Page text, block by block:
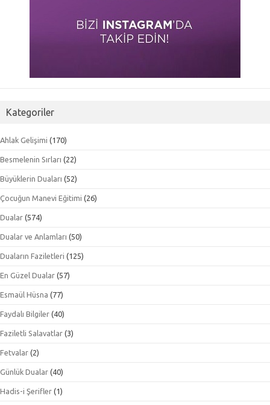
Kategoriler
Ahlak Gelişimi (170)
Besmelenin Sırları (22)
Büyüklerin Duaları (52)
Çocuğun Manevi Eğitimi (26)
Dualar (574)
Dualar ve Anlamları (50)
Duaların Faziletleri (125)
En Güzel Dualar (57)
Esmaül Hüsna (77)
Faydalı Bilgiler (40)
Faziletli Salavatlar (3)
Fetvalar (2)
Günlük Dualar (40)
Hadis-i Şerifler (1)